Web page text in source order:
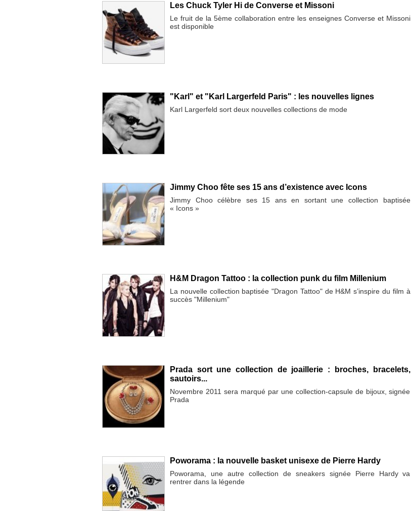
Les Chuck Tyler Hi de Converse et Missoni
Le fruit de la 5ème collaboration entre les enseignes Converse et Missoni
est disponible
"Karl" et "Karl Largerfeld Paris" : les nouvelles lignes
Karl Largerfeld sort deux nouvelles collections de mode
Jimmy Choo fête ses 15 ans d’existence avec Icons
Jimmy Choo célèbre ses 15 ans en sortant une collection baptisée
« Icons »
H&M Dragon Tattoo : la collection punk du film Millenium
La nouvelle collection baptisée "Dragon Tattoo" de H&M s’inspire du film à
succès "Millenium"
Prada sort une collection de joaillerie : broches, bracelets,
sautoirs...
Novembre 2011 sera marqué par une collection-capsule de bijoux, signée
Prada
Poworama : la nouvelle basket unisexe de Pierre Hardy
Poworama, une autre collection de sneakers signée Pierre Hardy va
rentrer dans la légende